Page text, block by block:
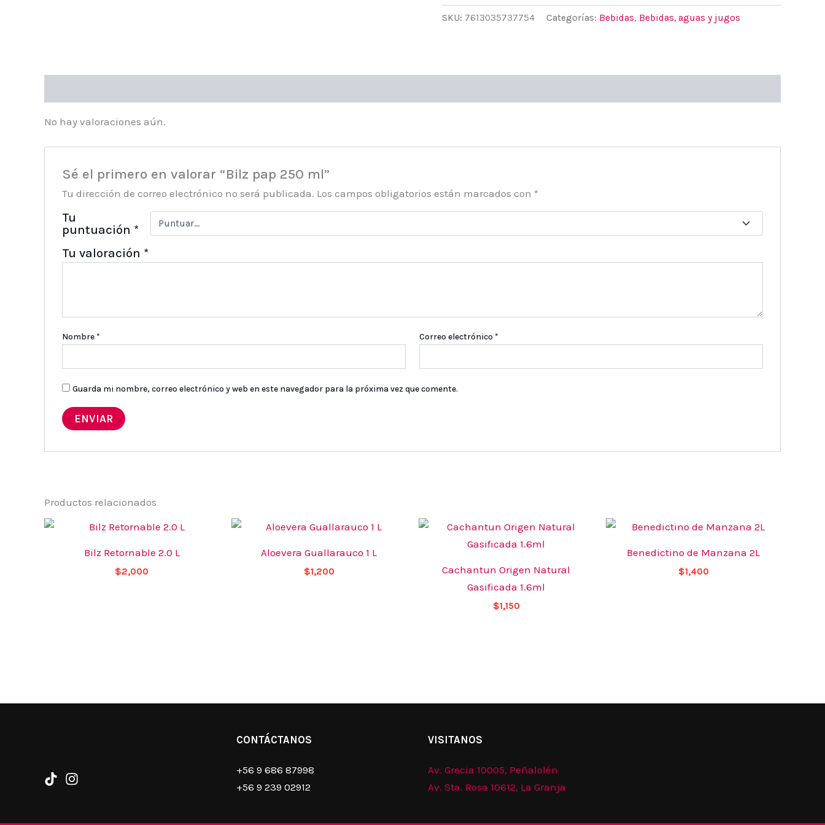
cantidad
SKU: 7613035737754 Categorías: Bebidas, Bebidas, aguas y jugos
No hay valoraciones aún.
Sé el primero en valorar “Bilz pap 250 ml”
Tu dirección de correo electrónico no será publicada. Los campos obligatorios están marcados con *
Tu
puntuación *
Tu valoración *
Nombre * Correo electrónico *
Guarda mi nombre, correo electrónico y web en este navegador para la próxima vez que comente.
Productos relacionados
Bilz Retornable 2.0 L
$2,000
Aloevera Guallarauco 1 L
$1,200
Cachantun Origen Natural
Gasificada 1.6ml
$1,150
Benedictino de Manzana 2L
$1,400
CONTÁCTANOS
+56 9 686 87998
+56 9 239 02912
VISITANOS
Av. Grecia 10005, Peñalolén
Av. Sta. Rosa 10612, La Granja